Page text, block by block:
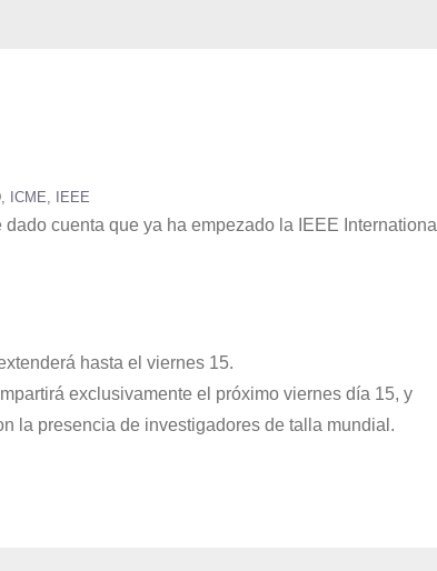
ICME IEEE
cuenta que ya ha empezado la IEEE International
hasta el viernes 15.
exclusivamente el próximo viernes día 15, y
la presencia de investigadores de talla mundial.